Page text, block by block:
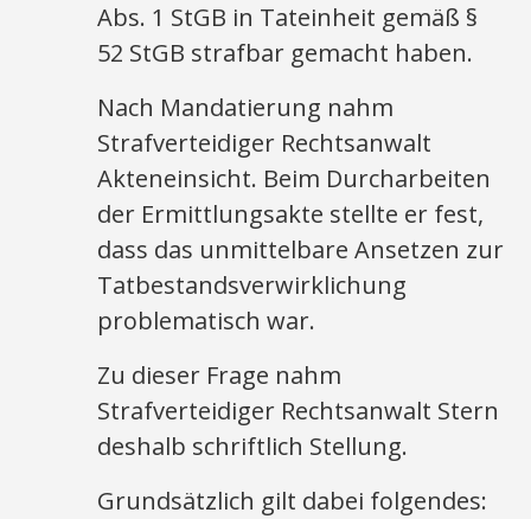
Abs. 1 StGB in Tateinheit gemäß §
52 StGB strafbar gemacht haben.
Nach Mandatierung nahm
Strafverteidiger Rechtsanwalt
Akteneinsicht. Beim Durcharbeiten
der Ermittlungsakte stellte er fest,
dass das unmittelbare Ansetzen zur
Tatbestandsverwirklichung
problematisch war.
Zu dieser Frage nahm
Strafverteidiger Rechtsanwalt Stern
deshalb schriftlich Stellung.
Grundsätzlich gilt dabei folgendes: